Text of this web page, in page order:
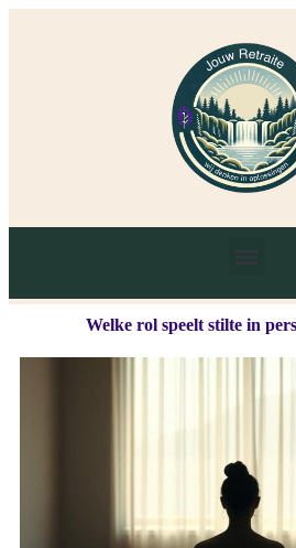
Welke rol speelt stilte in